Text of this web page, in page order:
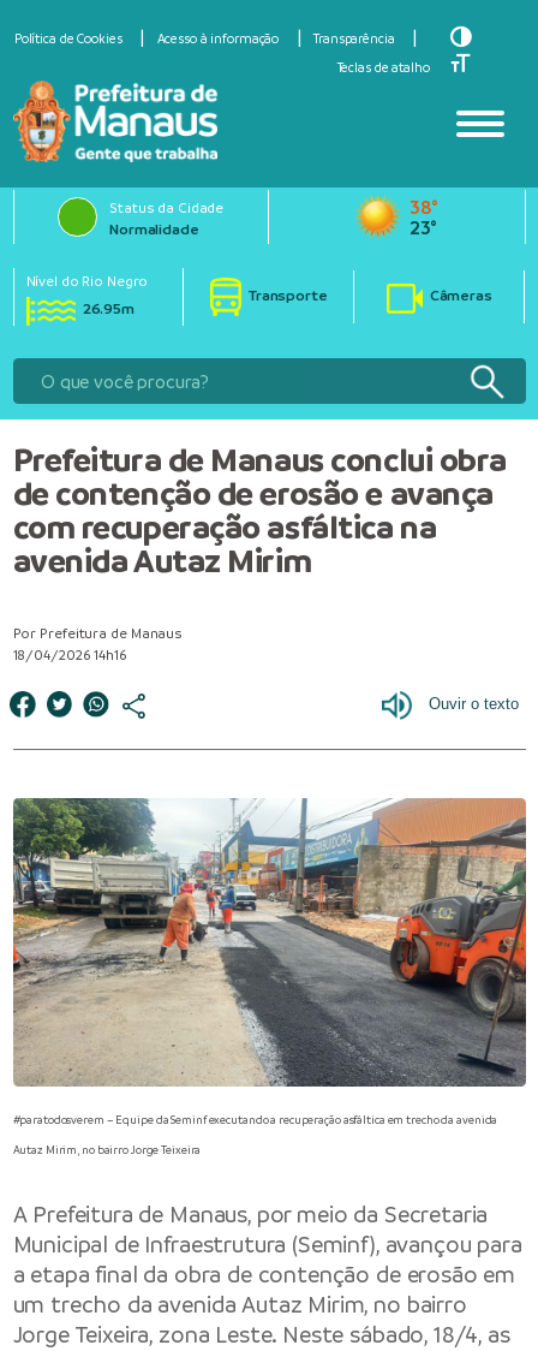
Política de Cookies Acesso à informação
Transparência
Teclas de atalho
Toggle
Toggle
Status da Cidade
Normalidade
38°
23°
Nível do Rio Negro
26.95m
Transporte Câmeras
Prefeitura de Manaus conclui obra
de contenção de erosão e avança
com recuperação asfáltica na
avenida Autaz Mirim
Por Prefeitura de Manaus
18/04/2026 14h16
#paratodosverem – Equipe da Seminf executando a recuperação asfáltica em trecho da avenida
Autaz Mirim, no bairro Jorge Teixeira
A Prefeitura de Manaus, por meio da Secretaria
Municipal de Infraestrutura (Seminf), avançou para
a etapa final da obra de contenção de erosão em
um trecho da avenida Autaz Mirim, no bairro
Jorge Teixeira, zona Leste. Neste sábado, 18/4, as